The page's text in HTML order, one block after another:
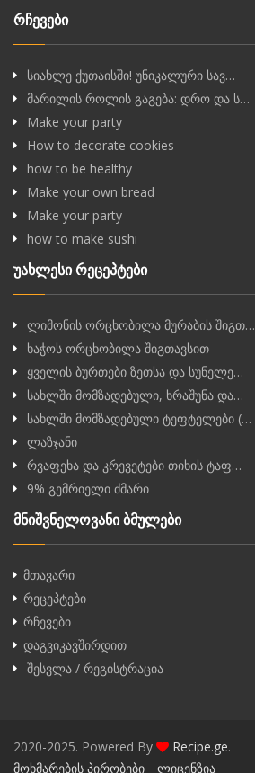
რჩევები
სიახლე ქუთაისში! უნიკალური სავ…
მარილის როლის გაგება: დრო და ს…
Make your party
How to decorate cookies
how to be healthy
Make your own bread
Make your party
how to make sushi
უახლესი რეცეპტები
ლიმონის ორცხობილა მურაბის შიგთ…
ხაჭოს ორცხობილა შიგთავსით
ყველის ბურთები ზეთსა და სუნელე…
სახლში მომზადებული, ხრაშუნა და…
სახლში მომზადებული ტეფტელები (…
ლაზჯანი
რვაფეხა და კრევეტები თიხის ტაფ…
9% გემრიელი ძმარი
მნიშვნელოვანი ბმულები
მთავარი
რეცეპტები
რჩევები
დაგვიკავშირდით
შესვლა / რეგისტრაცია
2020-2025. Powered By Recipe.ge.
მოხმარების პირობები
ლიცენზია